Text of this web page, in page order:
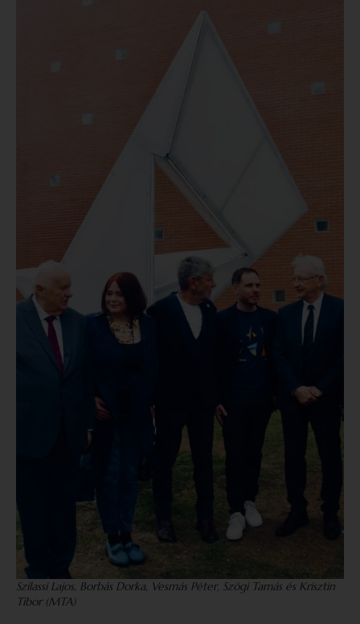
Szilassi Lajos, Borbás Dorka, Vesmás Péter, Szögi Tamás és Krisztin
Tibor (MTA)